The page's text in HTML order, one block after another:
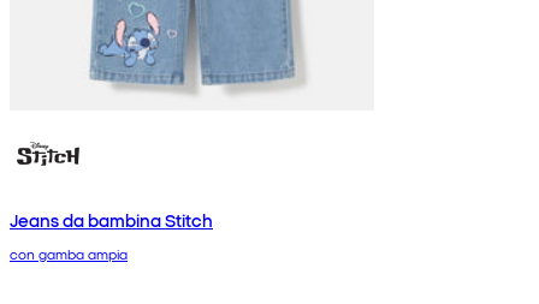
Jeans da bambina Stitch
con gamba ampia